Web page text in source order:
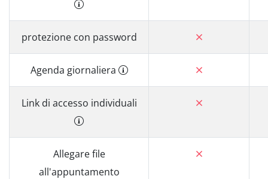
protezione con password
Agenda giornaliera
Link di accesso individuali
Allegare file
all'appuntamento